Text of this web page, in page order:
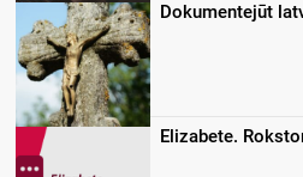
Dokumentejūt
Elizabete.